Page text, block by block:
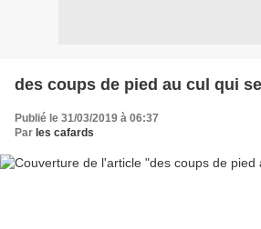
des coups de pied au cul qui
Publié le 31/03/2019 à 06:37
Par les cafards